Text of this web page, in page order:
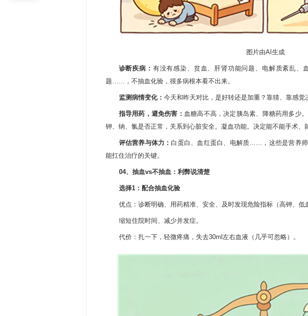
图片由AI生成
诊断疾病： 有没有感染、贫血、肝肾功能问题、电解质紊乱、
题……，不抽血化验，很多病根本看不出来。
监测病情变化： 今天和昨天对比，是好转还是加重？靠猜、靠感觉
指导用药，避免伤害： 血糖高不高，决定胰岛素、降糖药用多少
钾、钠、氯是否正常，关系到心脏安全。凝血功能。决定能不能手术、
评估营养与体力 ： 白蛋白、血红蛋白、电解质……，这些是营养
能扛住治疗的关键。
04、 抽血vs不抽血：利弊说清楚
选择1：配合抽血化验
优点：诊断明确、用药精准、安全、及时发现危险指标（高钾、低
缩短住院时间、减少并发症。
代价：扎一下，轻微疼痛，失去30ml左右血液（几乎可忽略）。